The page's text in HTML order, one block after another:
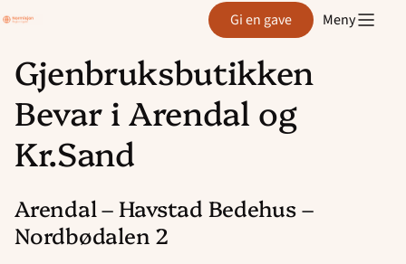
Hopp
til
innhold
Agder Gi en gave Meny
Gjenbruksbutikken
Bevar i Arendal og
Kr.Sand
Arendal – Havstad Bedehus –
Nordbødalen 2